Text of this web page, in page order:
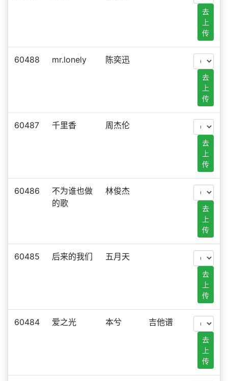
去
上
传
60488 mr.lonely 陈奕迅
去
上
传
60487 千里香 周杰伦
去
上
传
60486
不为谁也做
的歌
林俊杰
去
上
传
60485 后来的我们 五月天
去
上
传
60484 爱之光 本兮 吉他谱
去
上
传